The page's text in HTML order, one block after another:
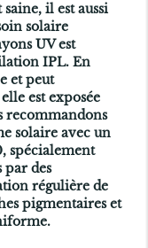
il est aussi
solaire
UV est
IPL. En
et peut
est exposée
recommandons
solaire avec un
spécialement
par des
régulière de
pigmentaires et